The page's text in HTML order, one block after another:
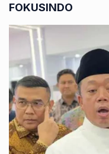
FOKUSINDO